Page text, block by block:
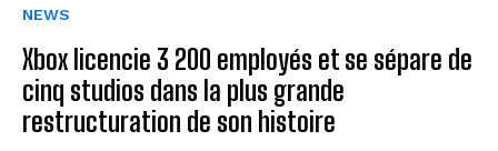
NEWS
Xbox licencie 3 200 employés et se sépare de
cinq studios dans la plus grande
restructuration de son histoire